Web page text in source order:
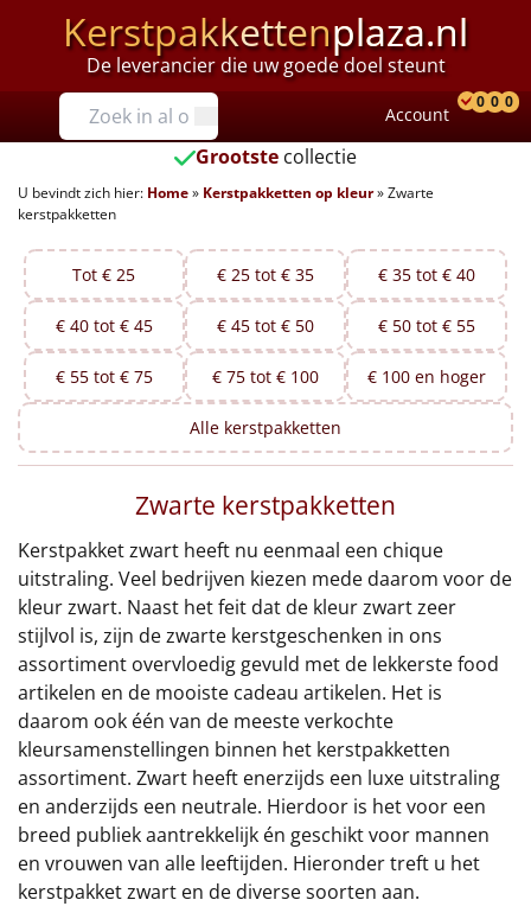
Kerstpakkettenplaza.nl
De leverancier die uw goede doel steunt
Prijzen
Tot €25
€25 tot €35
€35 tot €40
€40 tot €45
€45 tot €50
€50 tot €55
€75 tot €100
€100 en hoger
Alle kerstpakketten 2026
Thema
Origineel
Rituals
Luxe
Account
0 0 0
Grootste collectie
U bevindt zich hier: Home» Kerstpakketten op kleur»Zwarte
kerstpakketten
Tot € 25 € 25 tot € 35 € 35 tot € 40
€ 40 tot € 45 € 45 tot € 50 € 50 tot € 55
€ 55 tot € 75 € 75 tot € 100 € 100 en hoger
Alle kerstpakketten
Zwarte kerstpakketten
Kerstpakket zwart heeft nu eenmaal een chique
uitstraling. Veel bedrijven kiezen mede daarom voor de
kleur zwart. Naast het feit dat de kleur zwart zeer
stijlvol is, zijn de zwarte kerstgeschenken in ons
assortiment overvloedig gevuld met de lekkerste food
artikelen en de mooiste cadeau artikelen. Het is
daarom ook één van de meeste verkochte
kleursamenstellingen binnen het kerstpakketten
assortiment. Zwart heeft enerzijds een luxe uitstraling
en anderzijds een neutrale. Hierdoor is het voor een
breed publiek aantrekkelijk én geschikt voor mannen
en vrouwen van alle leeftijden. Hieronder treft u het
kerstpakket zwart en de diverse soorten aan.